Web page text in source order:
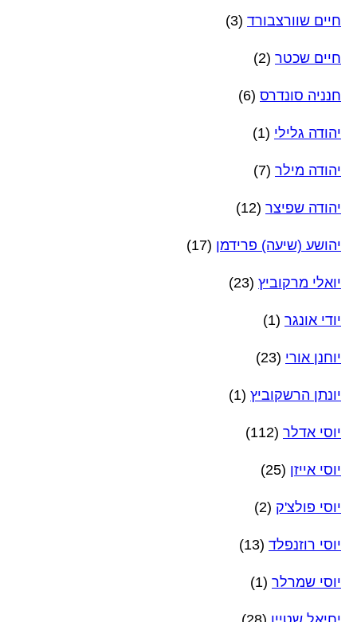
חיים שוורצבורד (3)
חיים שכטר (2)
חנניה סונדרס (6)
יהודה גלילי (1)
יהודה מילר (7)
יהודה שפיצר (12)
יהושע (שיעה) פרידמן (17)
יואלי מרקוביץ (23)
יודי אונגר (1)
יוחנן אורי (23)
יונתן הרשקוביץ (1)
יוסי אדלר (112)
יוסי אייזן (25)
יוסי פולצ'ק (2)
יוסי רוזנפלד (13)
יוסי שמרלר (1)